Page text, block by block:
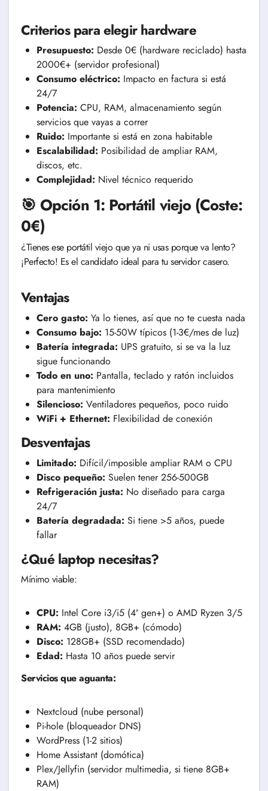
Criterios para elegir hardware
Presupuesto: Desde 0€ (hardware reciclado) hasta
2000€+ (servidor profesional)
Consumo eléctrico: Impacto en factura si está
24/7
Potencia: CPU, RAM, almacenamiento según
servicios que vayas a correr
Ruido: Importante si está en zona habitable
Escalabilidad: Posibilidad de ampliar RAM,
discos, etc.
Complejidad: Nivel técnico requerido
🎯 Opción 1: Portátil viejo (Coste:
0€)
¿Tienes ese portátil viejo que ya ni usas porque va lento?
¡Perfecto! Es el candidato ideal para tu servidor casero.
Ventajas
Cero gasto: Ya lo tienes, así que no te cuesta nada
Consumo bajo: 15-50W típicos (1-3€/mes de luz)
Batería integrada: UPS gratuito, si se va la luz
sigue funcionando
Todo en uno: Pantalla, teclado y ratón incluidos
para mantenimiento
Silencioso: Ventiladores pequeños, poco ruido
WiFi + Ethernet: Flexibilidad de conexión
Desventajas
Limitado: Difícil/imposible ampliar RAM o CPU
Disco pequeño: Suelen tener 256-500GB
Refrigeración justa: No diseñado para carga
24/7
Batería degradada: Si tiene >5 años, puede
fallar
¿Qué laptop necesitas?
Mínimo viable:
CPU: Intel Core i3/i5 (4ª gen+) o AMD Ryzen 3/5
RAM: 4GB (justo), 8GB+ (cómodo)
Disco: 128GB+ (SSD recomendado)
Edad: Hasta 10 años puede servir
Servicios que aguanta:
Nextcloud (nube personal)
Pi-hole (bloqueador DNS)
WordPress (1-2 sitios)
Home Assistant (domótica)
Plex/Jellyfin (servidor multimedia, si tiene 8GB+
RAM)